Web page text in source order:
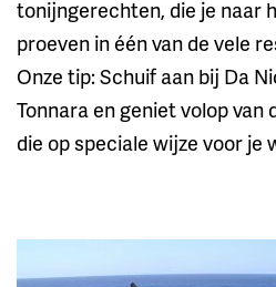
tonijngerechten, die je naar
proeven in één van de vele
Onze tip: Schuif aan bij Da
Tonnara en geniet volop
die op speciale wijze voor